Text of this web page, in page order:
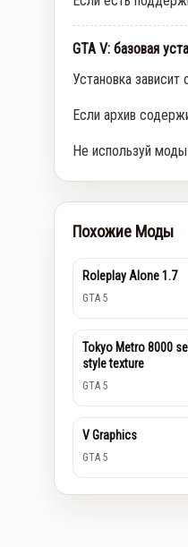
GTA V: базовая
Установка
Если архив
Не используй моды
Похожие Моды
Roleplay Alone 1.7
GTA 5
Tokyo Metro 8000
style texture
GTA 5
V Graphics
GTA 5